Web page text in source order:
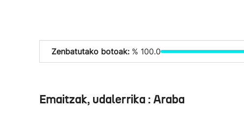
Zenbatutako botoak: % 100.0
Emaitzak, udalerrika : Araba